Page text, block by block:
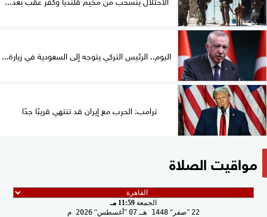
اليوم.. الرئيس التركي يتوجه إلى السعودية في زيارة...
ترامب: الحرب مع إيران قد تنتهي قريبًا جدًا
مواقيت الصلاة
الجمعة 11:59 مـ
22
صفر 1448 هـ 07 أغسطس 2026 م